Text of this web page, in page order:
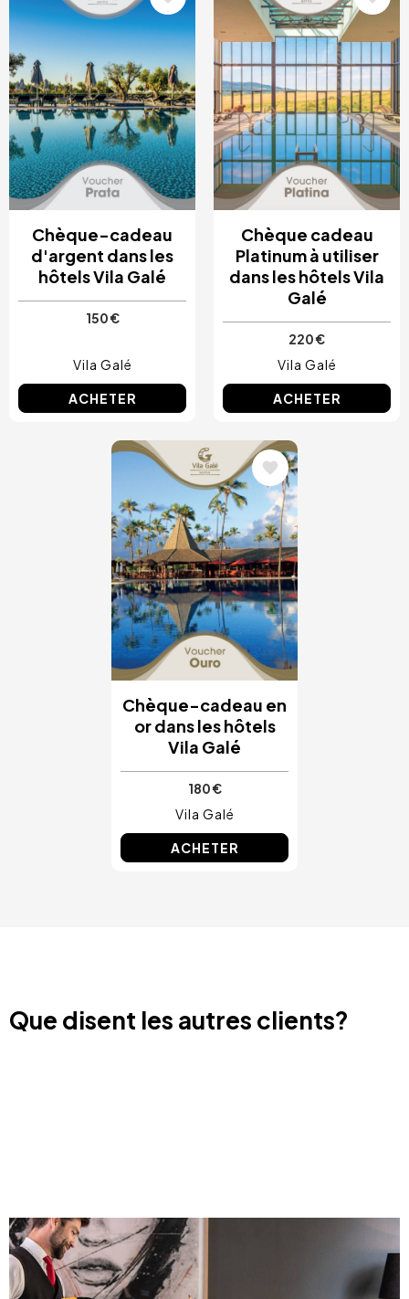
Chèque-cadeau
d'argent dans les
hôtels Vila Galé
150 €
Vila Galé
ACHETER
Chèque cadeau
Platinum à utiliser
dans les hôtels Vila
Galé
220 €
Vila Galé
ACHETER
Image
Chèque-cadeau en
or dans les hôtels
Vila Galé
180 €
Vila Galé
ACHETER
Que disent les autres clients?